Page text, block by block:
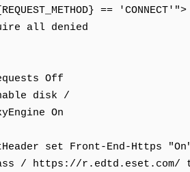
== 'CONNECT'">
denied
Off
disk /
On
set Front-End-Https
r.edtd.eset.com/